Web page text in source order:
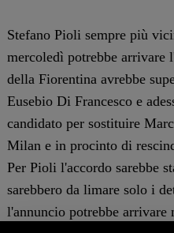
Stefano Pioli sempre più
mercoledì potrebbe
della Fiorentina avrebbe
Eusebio Di Francesco e
candidato per sostituire
Milan e in procinto di
Per Pioli l'accordo sarebbe
sarebbero da limare solo i
l'annuncio potrebbe arrivare